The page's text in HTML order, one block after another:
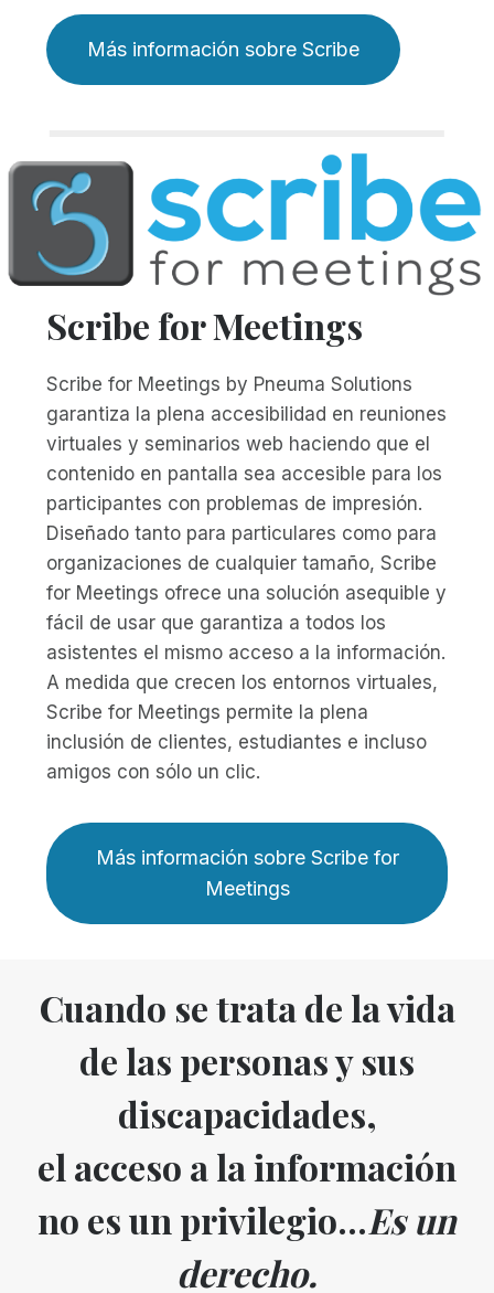
Más información sobre Scribe
Scribe for Meetings
Scribe for Meetings by Pneuma Solutions
garantiza la plena accesibilidad en reuniones
virtuales y seminarios web haciendo que el
contenido en pantalla sea accesible para los
participantes con problemas de impresión.
Diseñado tanto para particulares como para
organizaciones de cualquier tamaño, Scribe
for Meetings ofrece una solución asequible y
fácil de usar que garantiza a todos los
asistentes el mismo acceso a la información.
A medida que crecen los entornos virtuales,
Scribe for Meetings permite la plena
inclusión de clientes, estudiantes e incluso
amigos con sólo un clic.
Más información sobre Scribe for
Meetings
Cuando se trata de la vida
de las personas y sus
discapacidades,
el acceso a la información
no es un privilegio...Es un
derecho.